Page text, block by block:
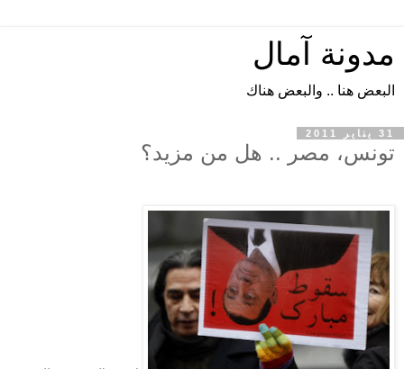
مدونة آمال
البعض هنا .. والبعض هناك
31 يناير 2011
تونس، مصر .. هل من مزيد؟